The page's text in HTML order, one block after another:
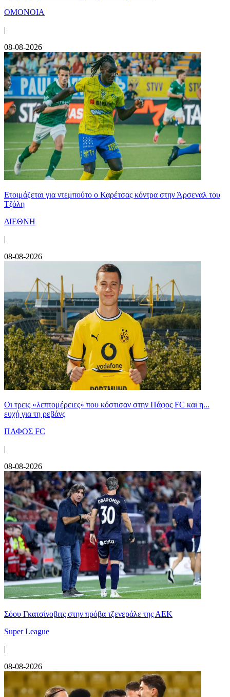
ΟΜΟΝΟΙΑ
|
08-08-2026
Ετοιμάζεται για ντεμπούτο ο Καρέτσας κόντρα στην Άρσεναλ του
Τζόλη
ΔΙΕΘΝΗ
|
08-08-2026
Οι τρεις «λεπτομέρειες» που κόστισαν στην Πάφος FC και η...
ευχή για τη ρεβάνς
ΠΑΦΟΣ FC
|
08-08-2026
Σόου Γκατσίνοβιτς στην πρόβα τζενεράλε της ΑΕΚ
Super League
|
08-08-2026